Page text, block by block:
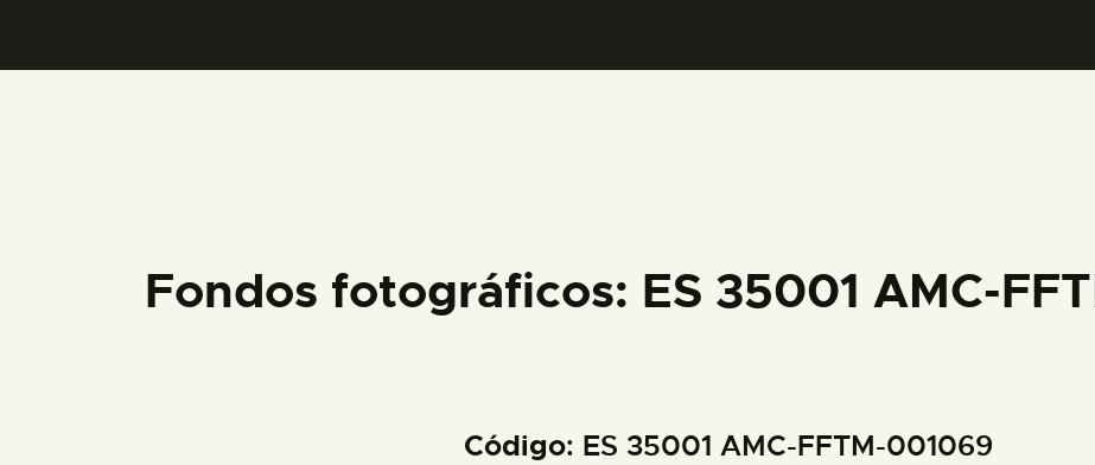
Fondos fotográficos: ES 35001 AMC-
Código: ES 35001 AMC-FFTM-001069